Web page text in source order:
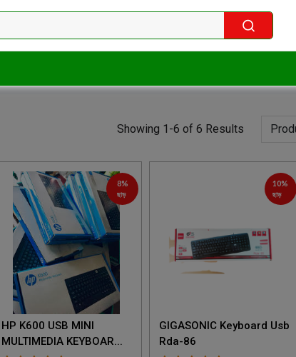
Showing 1-6 of 6 Results
8%
ছাড়
HP K600 USB MINI
MULTIMEDIA KEYBOAR...
10%
ছাড়
GIGASONIC Keyboard Usb
Rda-86